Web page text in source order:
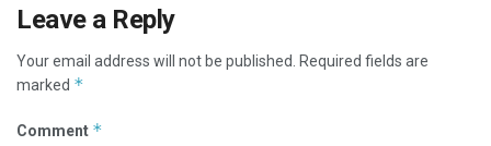
Leave a Reply
Your email address will not be published.
Required fields are
marked *
Comment *